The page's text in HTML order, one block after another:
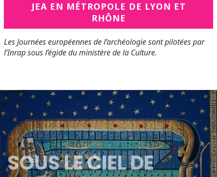
JEA EN MÉTROPOLE DE LYON ET
RHÔNE
Les Journées européennes de l’archéologie sont pilotées par
l’Inrap sous l’égide du ministère de la Culture.
SOUS LE CIEL DE